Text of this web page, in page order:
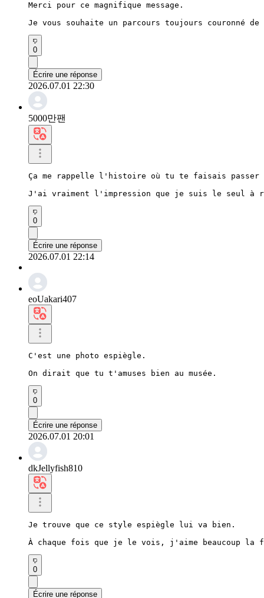
Merci pour ce magnifique message.
Je vous souhaite un parcours toujours couronné de
0
Écrire une réponse
2026.07.01 22:30
5000만팬
Ça me rappelle l'histoire où tu te faisais
J'ai vraiment l'impression que je suis le seul à
0
Écrire une réponse
2026.07.01 22:14
eoUakari407
C'est une photo espiègle.
On dirait que tu t'amuses bien au musée.
0
Écrire une réponse
2026.07.01 20:01
dkJellyfish810
Je trouve que ce style espiègle lui va bien.
À chaque fois que je le vois, j'aime beaucoup la
0
Écrire une réponse